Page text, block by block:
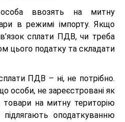
ввозять на митну
в режимі імпорту. Якщо
сплати ПДВ, чи треба
цього податку та складати
ПДВ – ні, не потрібно.
особи, не зареєстровані як
на митну територію
оподаткуванню